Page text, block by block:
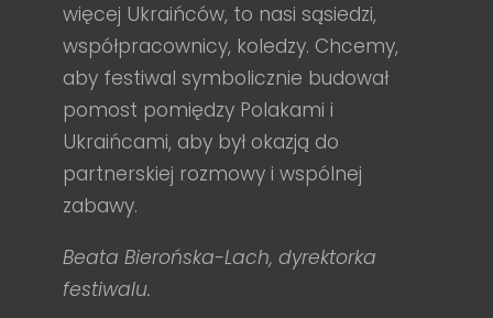
więcej Ukraińców, to nasi sąsiedzi,
współpracownicy, koledzy. Chcemy,
aby festiwal symbolicznie budował
pomost pomiędzy Polakami i
Ukraińcami, aby był okazją do
partnerskiej rozmowy i wspólnej
zabawy.
Beata Bierońska-Lach, dyrektorka
festiwalu.